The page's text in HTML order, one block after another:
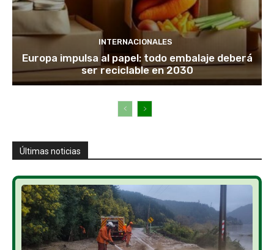
INTERNACIONALES
Europa impulsa al papel: todo embalaje deberá
ser reciclable en 2030
Últimas noticias